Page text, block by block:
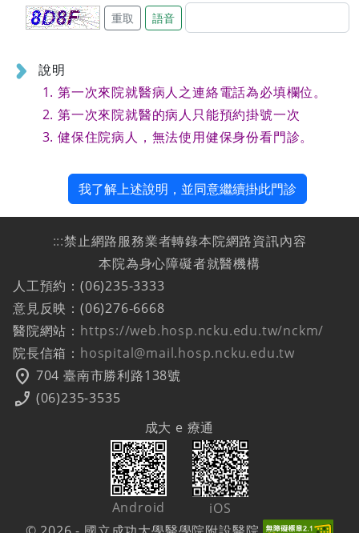
重取 語音
說明
第一次來院就醫病人之連絡電話為必填欄位。
第一次來院就醫的病人只能預約掛號一次
健保住院病人，無法使用健保身份看門診。
我了解上述說明，並同意繼續掛此門診
:::禁止網路服務業者轉錄本院網路資訊內容
本院為身心障礙者就醫機構
人工預約：(06)235-3333
意見反映：(06)276-6668
醫院網站： https://web.hosp.ncku.edu.tw/nckm/
院長信箱： hospital@mail.hosp.ncku.edu.tw
location_on 704 臺南市勝利路138號
phone_enabled (06)235-3535
成大 e 療通
Android
iOS